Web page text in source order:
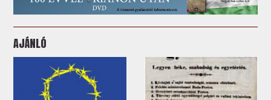
AJÁNLÓ